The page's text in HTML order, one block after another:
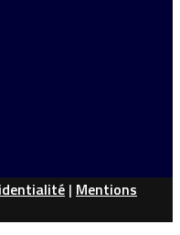
| Mentions